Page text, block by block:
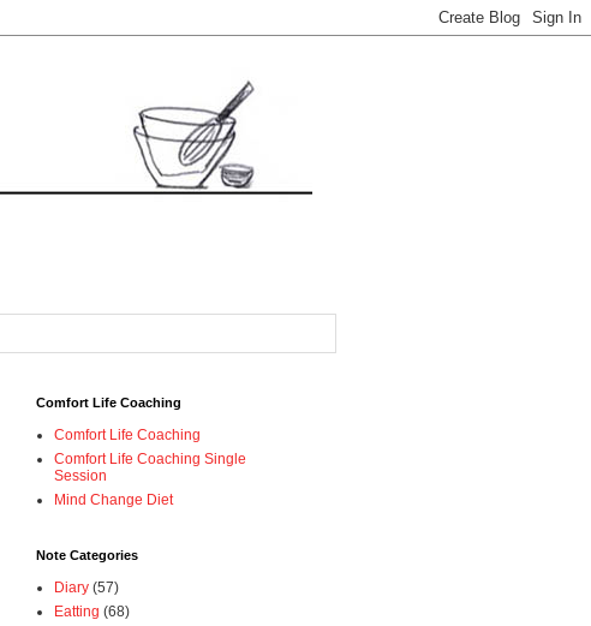
Comfort Life Coaching
Comfort Life Coaching
Comfort Life Coaching Single
Session
Mind Change Diet
Note Categories
Diary (57)
Eatting (68)